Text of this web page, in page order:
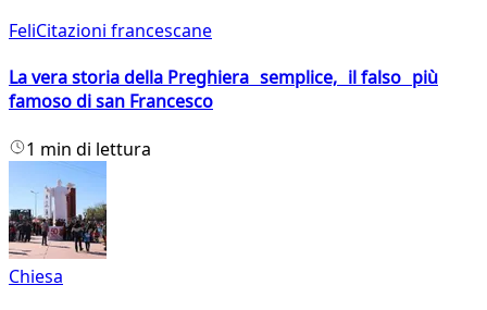
FeliCitazioni francescane
La vera storia della Preghiera semplice, il falso più
famoso di san Francesco
1 min di lettura
Chiesa